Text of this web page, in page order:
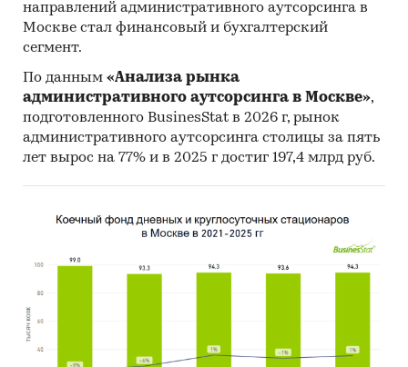
направлений административного аутсорсинга в
Москве стал финансовый и бухгалтерский
сегмент.
По данным «Анализа рынка
административного аутсорсинга в Москве»,
подготовленного BusinesStat в 2026 г, рынок
административного аутсорсинга столицы за пять
лет вырос на 77% и в 2025 г достиг 197,4 млрд руб.